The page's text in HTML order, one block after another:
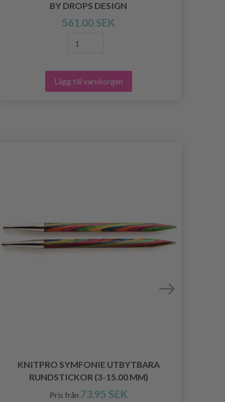
BY DROPS DESIGN
561.00 SEK
Lägg till varukorgen
KNITPRO SYMFONIE UTBYTBARA
RUNDSTICKOR (3-15.00 MM)
Pris från 73.95 SEK